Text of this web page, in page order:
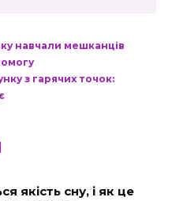
навчали мешканців
з гарячих точок:
якість сну, і як це